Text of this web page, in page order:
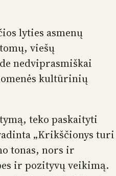
lyties asmenų
viešų
nedviprasmiškai
kultūrinių
teko paskaityti
„Krikščionys turi
tonas, nors ir
ir pozityvų veikimą.